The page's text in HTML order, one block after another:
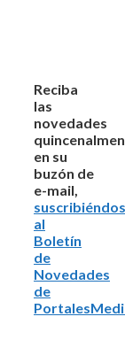
Reciba
las
novedades
en su
buzón de
e-mail,
al
Boletín
de
Novedades
de